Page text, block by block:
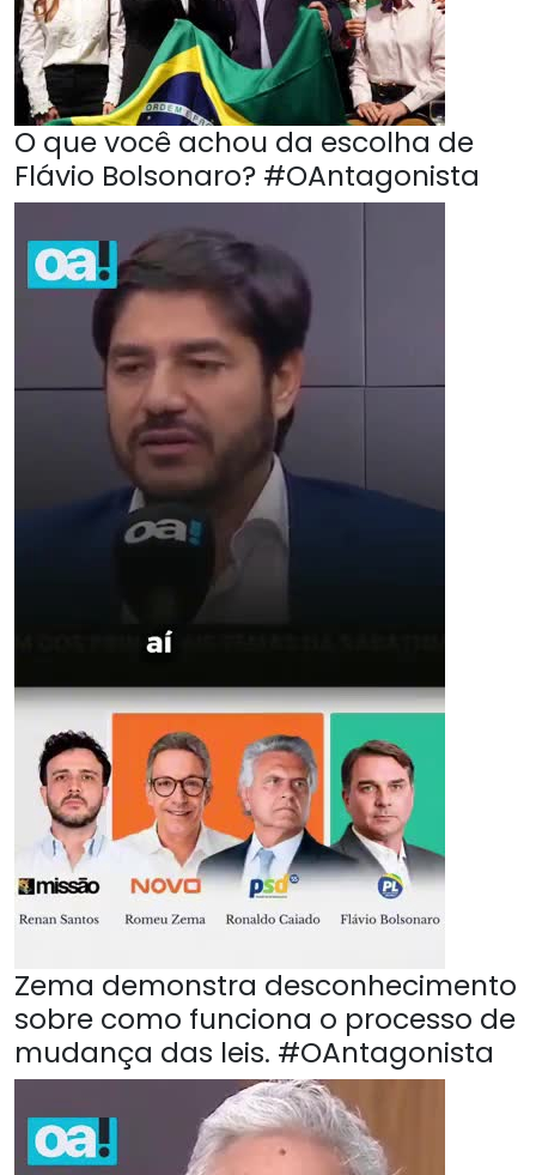
O que você achou da escolha de
Flávio Bolsonaro? #OAntagonista
Zema demonstra desconhecimento
sobre como funciona o processo de
mudança das leis. #OAntagonista